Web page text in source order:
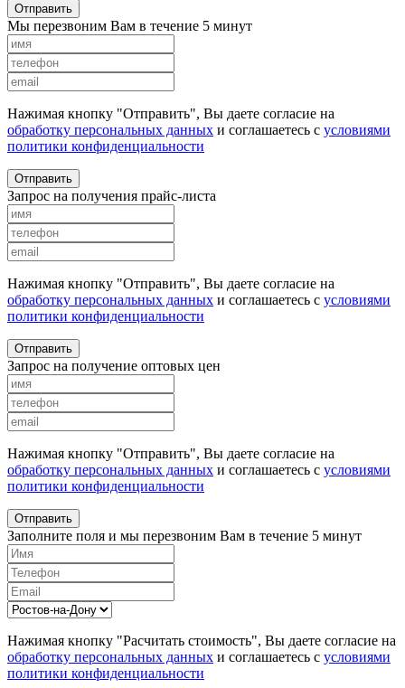
Отправить
Мы перезвоним Вам в течение 5 минут
Нажимая кнопку "Отправить", Вы даете согласие на
обработку персональных данных и соглашаетесь с условиями
политики конфиденциальности
Отправить
Запрос на получения прайс-листа
Нажимая кнопку "Отправить", Вы даете согласие на
обработку персональных данных и соглашаетесь с условиями
политики конфиденциальности
Отправить
Запрос на получение оптовых цен
Нажимая кнопку "Отправить", Вы даете согласие на
обработку персональных данных и соглашаетесь с условиями
политики конфиденциальности
Отправить
Заполните поля и мы перезвоним Вам в течение 5 минут
Нажимая кнопку "Расчитать стоимость", Вы даете согласие на
обработку персональных данных и соглашаетесь с условиями
политики конфиденциальности